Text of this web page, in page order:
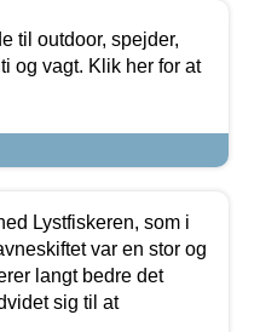
til outdoor, spejder,
og vagt. Klik her for at
Lystfiskeren, som i
var en stor og
langt bedre det
sig til at